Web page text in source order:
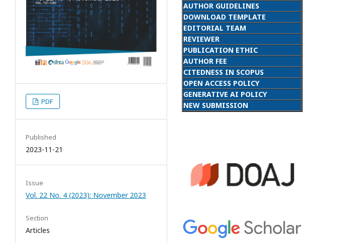
PDF
Published
2023-11-21
Issue
Vol. 22 No. 4 (2023): November 2023
Section
Articles
AUTHOR GUIDELINES
DOWNLOAD TEMPLATE
EDITORIAL TEAM
REVIEWER
PUBLICATION ETHIC
AUTHOR FEE
CITEDNESS IN SCOPUS
OPEN ACCESS POLICY
GENERATIVE AI POLICY
NEW SUBMISSION